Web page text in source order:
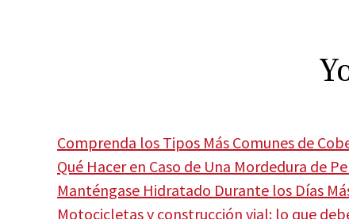
Comprenda los Tipos Más Comunes de
Qué Hacer en Caso de Una Mordedura de
Manténgase Hidratado Durante los Días
Motocicletas y construcción vial: lo que